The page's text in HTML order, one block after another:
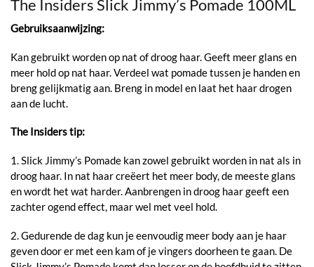
The Insiders Slick Jimmy’s Pomade 100ML
Gebruiksaanwijzing:
Kan gebruikt worden op nat of droog haar. Geeft meer glans en
meer hold op nat haar. Verdeel wat pomade tussen je handen en
breng gelijkmatig aan. Breng in model en laat het haar drogen
aan de lucht.
The Insiders tip:
1. Slick Jimmy’s Pomade kan zowel gebruikt worden in nat als in
droog haar. In nat haar creëert het meer body, de meeste glans
en wordt het wat harder. Aanbrengen in droog haar geeft een
zachter ogend effect, maar wel met veel hold.
2. Gedurende de dag kun je eenvoudig meer body aan je haar
geven door er met een kam of je vingers doorheen te gaan. De